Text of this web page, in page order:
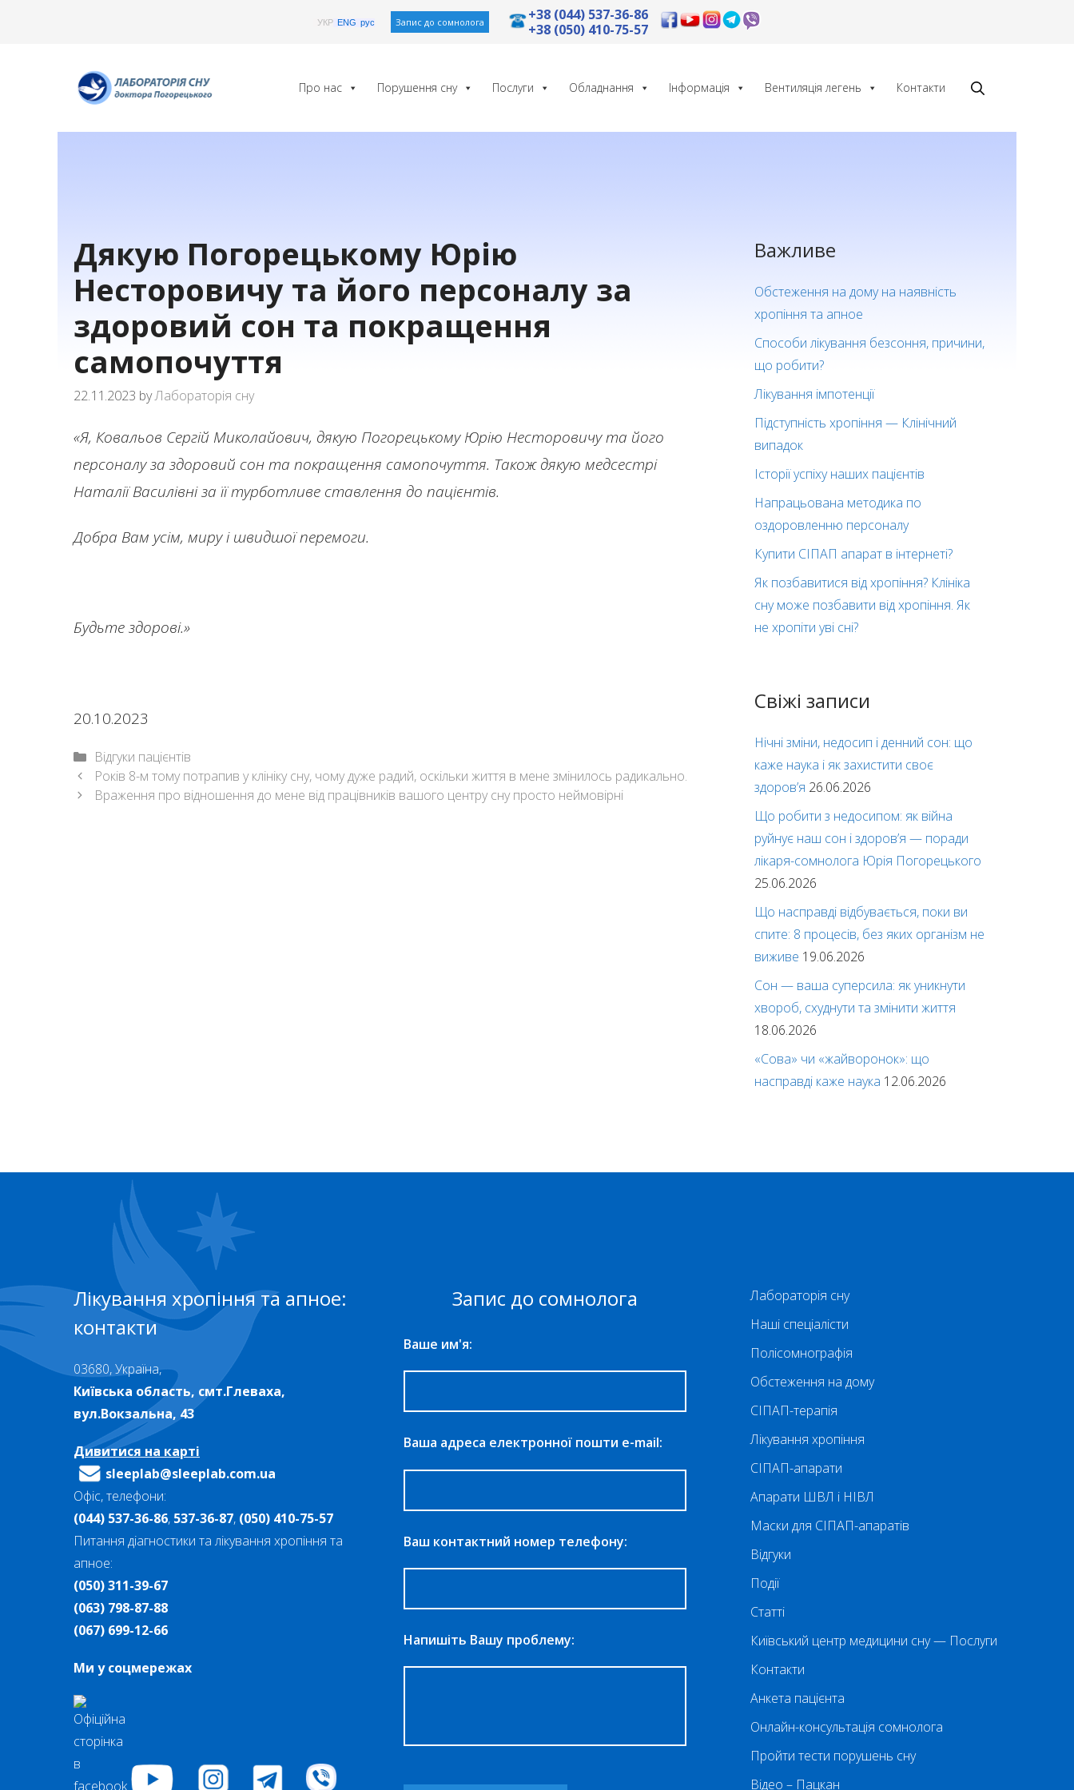
УКР ENG рус Запис до сомнолога
+38 (044) 537-36-86
+38 (050) 410-75-57
Про нас Порушення сну Послуги Обладнання Інформація Вентиляція легень Контакти
Дякую Погорецькому Юрію
Несторовичу та його персоналу за
здоровий сон та покращення
самопочуття
22.11.2023 byЛабораторія сну
«Я, Ковальов Сергій Миколайович, дякую Погорецькому Юрію Несторовичу та його
персоналу за здоровий сон та покращення самопочуття. Також дякую медсестрі
Наталії Василівні за її турботливе ставлення до пацієнтів.
Добра Вам усім, миру і швидшої перемоги.
Будьте здорові.»
20.10.2023
Categories
Відгуки пацієнтів
Post
navigation
Років 8-м тому потрапив у клініку сну, чому дуже радий, оскільки життя в мене змінилось радикально.
Враження про відношення до мене від працівників вашого центру сну просто неймовірні
Важливе
Обстеження на дому на наявність
хропіння та апное
Способи лікування безсоння, причини,
що робити?
Лікування імпотенції
Підступність хропіння — Клінічний
випадок
Історії успіху наших пацієнтів
Напрацьована методика по
оздоровленню персоналу
Купити СІПАП апарат в інтернеті?
Як позбавитися від хропіння? Клініка
сну може позбавити від хропіння. Як
не хропіти уві сні?
Свіжі записи
Нічні зміни, недосип і денний сон: що
каже наука і як захистити своє
здоров’я 26.06.2026
Що робити з недосипом: як війна
руйнує наш сон і здоров’я — поради
лікаря-сомнолога Юрія Погорецького
25.06.2026
Що насправді відбувається, поки ви
спите: 8 процесів, без яких організм не
виживе 19.06.2026
Сон — ваша суперсила: як уникнути
хвороб, схуднути та змінити життя
18.06.2026
«Сова» чи «жайворонок»: що
насправді каже наука 12.06.2026
Лікування хропіння та апное:
контакти
03680, Україна,
Київська область, смт.Глеваха,
вул.Вокзальна, 43
Дивитися на карті
sleeplab@sleeplab.com.ua
Офіс, телефони:
(044) 537-36-86, 537-36-87, (050) 410-75-57
Питання діагностики та лікування хропіння та
апное:
(050) 311-39-67
(063) 798-87-88
(067) 699-12-66
Ми у соцмережах
Запис до сомнолога
Ваше им'я:
Ваша адреса електронної пошти e-mail:
Ваш контактний номер телефону:
Напишіть Вашу проблему:
Лабораторія сну
Наші спеціалісти
Полісомнографія
Обстеження на дому
СІПАП-терапія
Лікування хропіння
СІПАП-апарати
Апарати ШВЛ і НІВЛ
Маски для СІПАП-апаратів
Відгуки
Події
Статті
Київський центр медицини сну — Послуги
Контакти
Анкета пацієнта
Онлайн-консультація сомнолога
Пройти тести порушень сну
Відео – Пацкан